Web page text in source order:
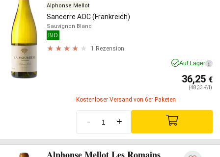
Alphonse Mellot
Sancerre AOC (Frankreich)
Sauvignon Blanc
BIO
1 Rezension
Auf Lager i
36,25 €
(48,33 €/l)
Kostenloser Versand von 6er Paketen
- +
Alphonse Mellot Les Romains